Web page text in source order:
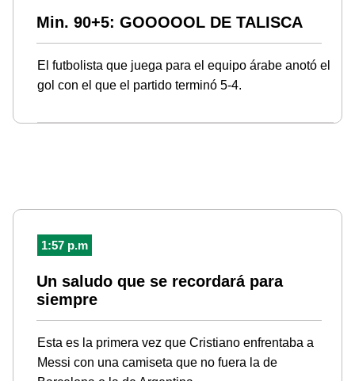
Min. 90+5: GOOOOOL DE TALISCA
El futbolista que juega para el equipo árabe anotó el
gol con el que el partido terminó 5-4.
1:57 p.m
Un saludo que se recordará para
siempre
Esta es la primera vez que Cristiano enfrentaba a
Messi con una camiseta que no fuera la de